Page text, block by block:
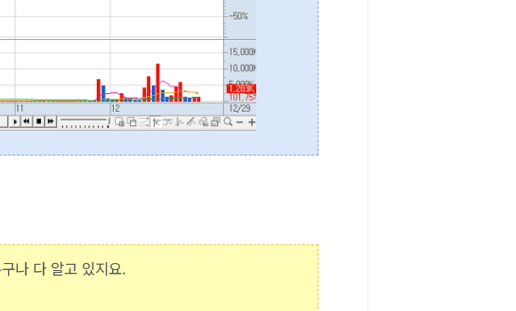
나 다 알고 있지요.